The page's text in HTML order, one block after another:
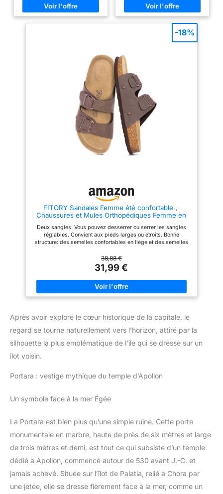
personnalisé et un style chic
moderne adapté à toutes vos
marchant Semelle intermédiaire
en liège naturel flexible et
amortissante qui s'adapte à la
forme de votre pied pour une
marche stable et une durabilité
accrue Semelle extérieure en
EVA antidérapante légère et
résistante offrant une excellente
adhérence et une absorption
des chocs sur toutes les
surfaces d'été
durable. Disponible en largeurs
régulières et larges. MATÉRIAU
Essentials sont fabriquées à
partir de matériaux en cuir
alternatifs de haute qualité. Ce
doublé en faux daim. STYLE :
Chaque sandale est dotée d'une
partie supérieure teintée avec
un brunissage naturel pour une
apparence riche et authentique
semblable à du cuir. DÉTAILS :
Talon de 6,35 mm avec semelle
antidérapante. DESIGN : Pour
jouer, en vacances ou
simplement pour profiter d'une
journée d'été, ces sandales
vous accompagnent du jour au
soir et peuvent être associées à
FITORY Sandales Femme été confortable，
Chaussures et Mules Orthopédiques Femme en
Deux sangles: Vous pouvez desserrer ou serrer les sangles
réglables. Convient aux pieds larges ou étroits. Bonne
structure: des semelles confortables en liège et des semelles
après une longue journée de randonnée. Confort: le design
peep Toe est parfait pour l'été. Durabilité: les lacets robustes
et les profils Eva Semelle extérieure chaussures durables.
Idéal pour de nombreuses occasions: Profitez de l'été avec
nos sandales confortables. Un excellent choix pour la plage, la
piscine et d'autres occasions de loisirs.
38,88 €
31,99 €
-18%
Après avoir exploré le cœur historique de la capitale, le
regard se tourne naturellement vers l’horizon, attiré par la
silhouette la plus emblématique de l’île qui se dresse sur un
îlot voisin.
Portara : vestige mythique du temple d’Apollon
Un symbole face à la mer Égée
La Portara est bien plus qu’une simple ruine. Cette porte
monumentale en marbre, haute de près de six mètres et large
de trois mètres et demi, est tout ce qui subsiste d’un temple
dédié à Apollon, commencé autour de 530 avant J.-C. et
jamais achevé. Située sur l’îlot de Palatia, relié à Chora par
une jetée, elle se dresse fièrement face à la mer, comme un